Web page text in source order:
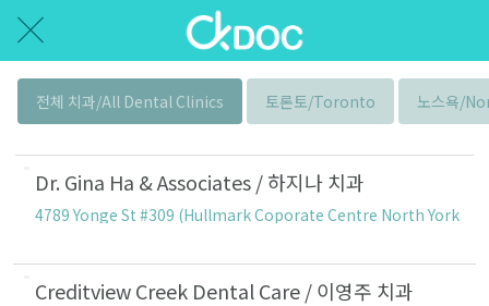
전체 치과/All Dental Clinics 토론토/Toronto 노스욕/
Dr. Gina Ha & Associates / 하지나 치과
4789 Yonge St #309 (Hullmark Coporate Centre North York
Creditview Creek Dental Care / 이영주 치과